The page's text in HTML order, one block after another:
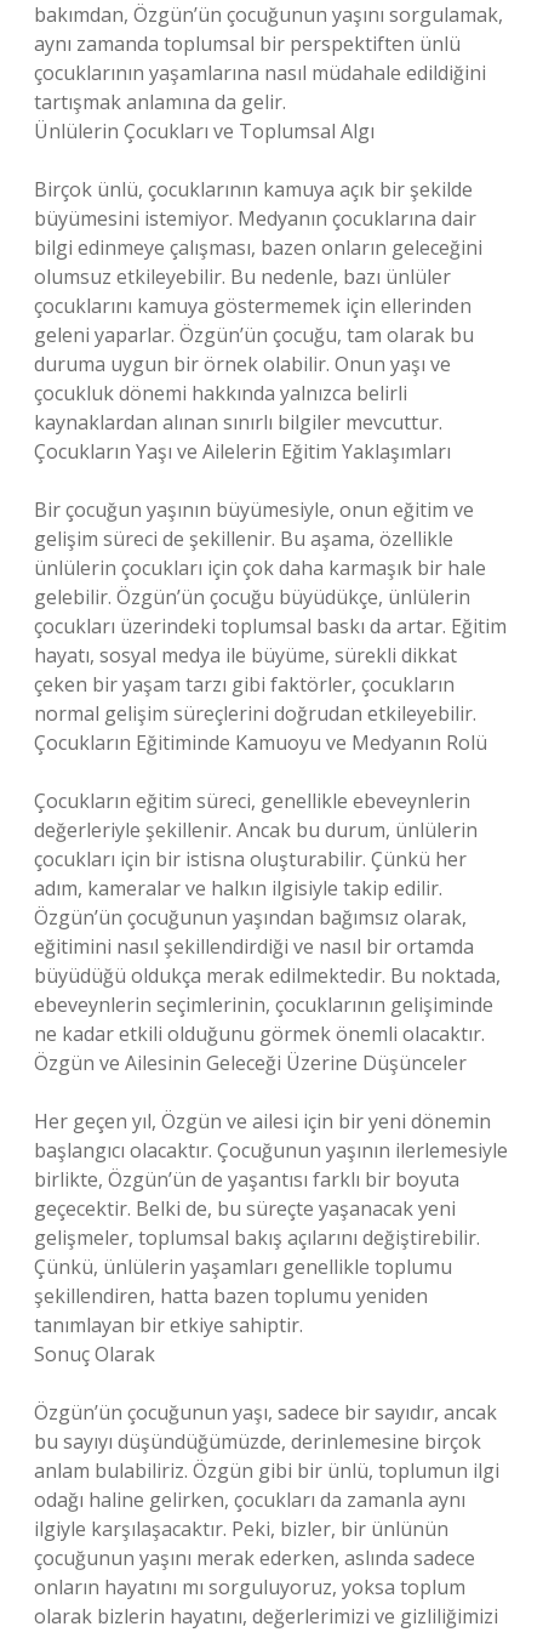
bakımdan, Özgün’ün çocuğunun yaşını sorgulamak,
aynı zamanda toplumsal bir perspektiften ünlü
çocuklarının yaşamlarına nasıl müdahale edildiğini
tartışmak anlamına da gelir.
Ünlülerin Çocukları ve Toplumsal Algı
Birçok ünlü, çocuklarının kamuya açık bir şekilde
büyümesini istemiyor. Medyanın çocuklarına dair
bilgi edinmeye çalışması, bazen onların geleceğini
olumsuz etkileyebilir. Bu nedenle, bazı ünlüler
çocuklarını kamuya göstermemek için ellerinden
geleni yaparlar. Özgün’ün çocuğu, tam olarak bu
duruma uygun bir örnek olabilir. Onun yaşı ve
çocukluk dönemi hakkında yalnızca belirli
kaynaklardan alınan sınırlı bilgiler mevcuttur.
Çocukların Yaşı ve Ailelerin Eğitim Yaklaşımları
Bir çocuğun yaşının büyümesiyle, onun eğitim ve
gelişim süreci de şekillenir. Bu aşama, özellikle
ünlülerin çocukları için çok daha karmaşık bir hale
gelebilir. Özgün’ün çocuğu büyüdükçe, ünlülerin
çocukları üzerindeki toplumsal baskı da artar. Eğitim
hayatı, sosyal medya ile büyüme, sürekli dikkat
çeken bir yaşam tarzı gibi faktörler, çocukların
normal gelişim süreçlerini doğrudan etkileyebilir.
Çocukların Eğitiminde Kamuoyu ve Medyanın Rolü
Çocukların eğitim süreci, genellikle ebeveynlerin
değerleriyle şekillenir. Ancak bu durum, ünlülerin
çocukları için bir istisna oluşturabilir. Çünkü her
adım, kameralar ve halkın ilgisiyle takip edilir.
Özgün’ün çocuğunun yaşından bağımsız olarak,
eğitimini nasıl şekillendirdiği ve nasıl bir ortamda
büyüdüğü oldukça merak edilmektedir. Bu noktada,
ebeveynlerin seçimlerinin, çocuklarının gelişiminde
ne kadar etkili olduğunu görmek önemli olacaktır.
Özgün ve Ailesinin Geleceği Üzerine Düşünceler
Her geçen yıl, Özgün ve ailesi için bir yeni dönemin
başlangıcı olacaktır. Çocuğunun yaşının ilerlemesiyle
birlikte, Özgün’ün de yaşantısı farklı bir boyuta
geçecektir. Belki de, bu süreçte yaşanacak yeni
gelişmeler, toplumsal bakış açılarını değiştirebilir.
Çünkü, ünlülerin yaşamları genellikle toplumu
şekillendiren, hatta bazen toplumu yeniden
tanımlayan bir etkiye sahiptir.
Sonuç Olarak
Özgün’ün çocuğunun yaşı, sadece bir sayıdır, ancak
bu sayıyı düşündüğümüzde, derinlemesine birçok
anlam bulabiliriz. Özgün gibi bir ünlü, toplumun ilgi
odağı haline gelirken, çocukları da zamanla aynı
ilgiyle karşılaşacaktır. Peki, bizler, bir ünlünün
çocuğunun yaşını merak ederken, aslında sadece
onların hayatını mı sorguluyoruz, yoksa toplum
olarak bizlerin hayatını, değerlerimizi ve gizliliğimizi